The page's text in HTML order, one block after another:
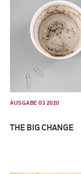
AUSGABE 03 2020
THE BIG CHANGE